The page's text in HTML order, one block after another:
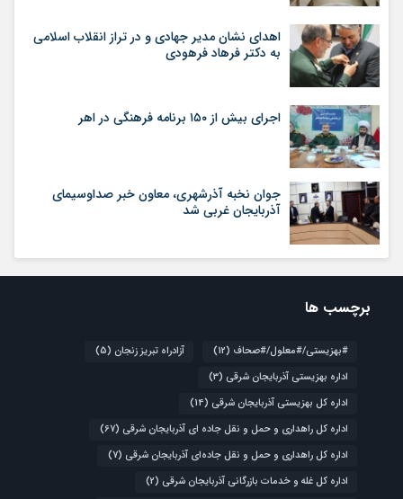
اهدای نشان مدیر جهادی و در تراز انقلاب اسلامی
به دکتر فرهاد فرهودی
اجرای بیش از ۱۵۰ برنامه فرهنگی در اهر
جوان نخبه آذرشهری، معاون خبر صداوسیمای
آذربایجان غربی شد
برچسب ها
#بهزیستی/#معلول/#صحاف (12) آزادراه تبریز زنجان (5)
اداره بهزیستی آذربایجان شرقی (3)
اداره کل بهزیستی آذربایجان شرقی (14)
اداره کل راهداری و حمل و نقل جاده ای آذربایجان شرقی (67)
اداره کل راهداری و حمل و نقل جاده‌ای آذربایجان شرقی (7)
اداره کل غله و خدمات بازرگانی آذربایجان شرقی (2)